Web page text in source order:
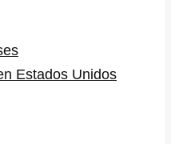
Estados Unidos